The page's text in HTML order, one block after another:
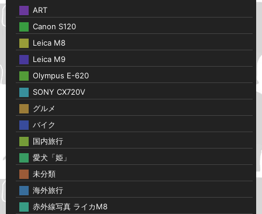
ART
Canon S120
Leica M8
Leica M9
Olympus E-620
SONY CX720V
グルメ
バイク
国内旅行
愛犬「姫」
未分類
海外旅行
赤外線写真 ライカM8